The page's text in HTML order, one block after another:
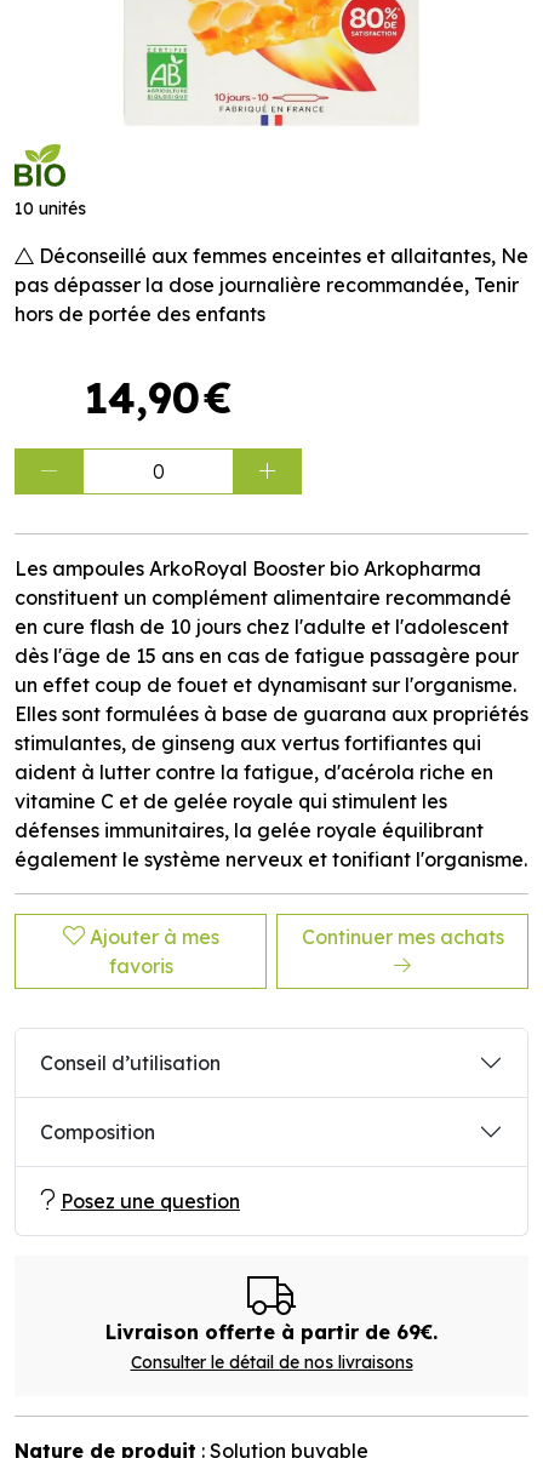
10 unités
Déconseillé aux femmes enceintes et allaitantes, Ne
pas dépasser la dose journalière recommandée, Tenir
hors de portée des enfants
14,90€
0
Les ampoules ArkoRoyal Booster bio Arkopharma
constituent un complément alimentaire recommandé
en cure flash de 10 jours chez l'adulte et l'adolescent
dès l'âge de 15 ans en cas de fatigue passagère pour
un effet coup de fouet et dynamisant sur l'organisme.
Elles sont formulées à base de guarana aux propriétés
stimulantes, de ginseng aux vertus fortifiantes qui
aident à lutter contre la fatigue, d'acérola riche en
vitamine C et de gelée royale qui stimulent les
défenses immunitaires, la gelée royale équilibrant
également le système nerveux et tonifiant l'organisme.
Ajouter à mes
favoris
Continuer mes achats
Conseil d’utilisation
Composition
Posez une question
Livraison offerte à partir de 69€.
Consulter le détail de nos livraisons
Nature de produit : Solution buvable